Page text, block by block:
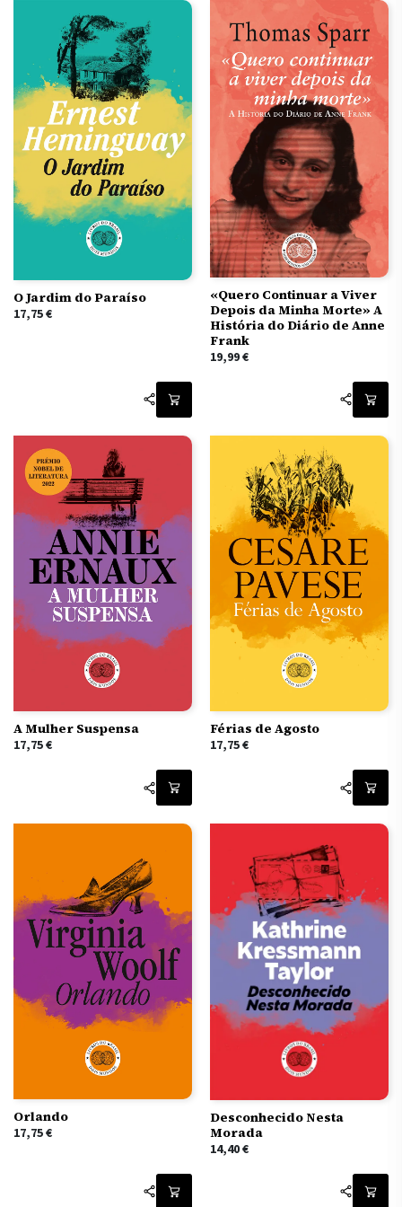
O Jardim do Paraíso
17,75€
«Quero Continuar a Viver
Depois da Minha Morte» A
História do Diário de Anne
Frank
19,99€
A Mulher Suspensa
17,75€
Férias de Agosto
17,75€
Orlando
17,75€
Desconhecido Nesta
Morada
14,40€